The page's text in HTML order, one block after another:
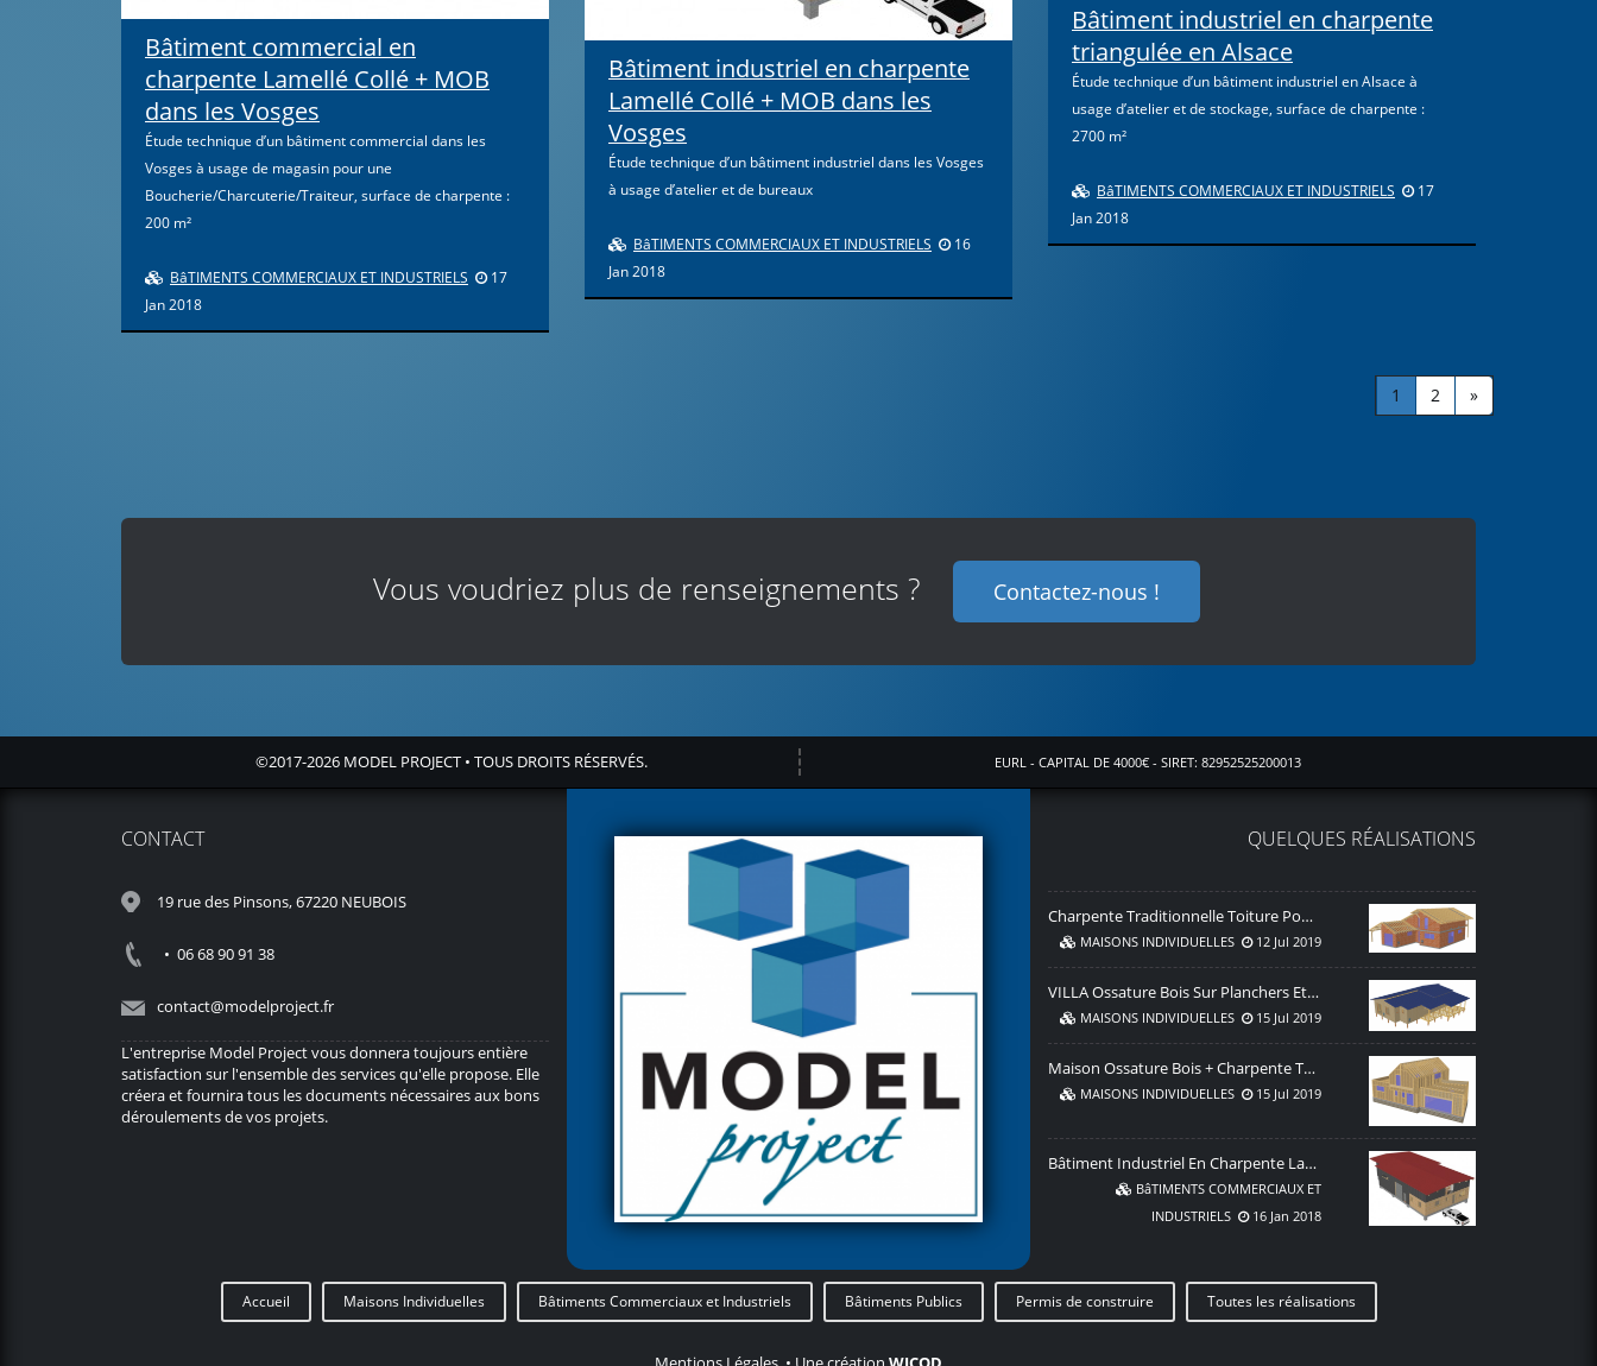
Bâtiment industriel en charpente
Lamellé Collé + MOB dans les
Vosges
Étude technique d’un bâtiment industriel dans les Vosges
à usage d’atelier et de bureaux
BâTIMENTS COMMERCIAUX ET INDUSTRIELS
16
Jan 2018
Bâtiment commercial en
charpente Lamellé Collé + MOB
dans les Vosges
Étude technique d’un bâtiment commercial dans les
Vosges à usage de magasin pour une
Boucherie/Charcuterie/Traiteur, surface de charpente :
200 m²
BâTIMENTS COMMERCIAUX ET INDUSTRIELS
17
Jan 2018
Bâtiment industriel en charpente
triangulée en Alsace
Étude technique d’un bâtiment industriel en Alsace à
usage d’atelier et de stockage, surface de charpente :
2700 m²
BâTIMENTS COMMERCIAUX ET INDUSTRIELS
17
Jan 2018
1 2 »
Vous voudriez plus de renseignements ? Contactez-nous !
©2017-2026 MODEL PROJECT• TOUS DROITS RÉSERVÉS. EURL - CAPITAL DE 4000€ - SIRET: 82952525200013
CONTACT
19 rue des Pinsons, 67220 NEUBOIS
• 06 68 90 91 38
contact@modelproject.fr
L'entreprise Model Project vous donnera toujours entière
satisfaction sur l'ensemble des services qu'elle propose. Elle
créera et fournira tous les documents nécessaires aux bons
déroulements de vos projets.
QUELQUES RÉALISATIONS
Charpente Traditionnelle Toiture Pour Maison En Maçonnerie + Plancher Bois
MAISONS INDIVIDUELLES 12 Jul 2019
VILLA Ossature Bois Sur Planchers Et Pieux En Bois
MAISONS INDIVIDUELLES 15 Jul 2019
Maison Ossature Bois + Charpente Traditionnelle + Toits Plats
MAISONS INDIVIDUELLES 15 Jul 2019
Bâtiment Industriel En Charpente Lamellé Collé + MOB Dans Les Vosges
BâTIMENTS COMMERCIAUX ET
INDUSTRIELS
16 Jan 2018
Accueil Maisons Individuelles Bâtiments Commerciaux et Industriels Bâtiments Publics Permis de construire Toutes les réalisations